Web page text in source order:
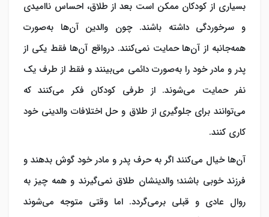
بسیاری از کودکان ممکن است بعد از طلاق، احساس ناامیدی
و سرخوردگی داشته باشند. چون والدین آن‌ها به‌صورت
همه‌جانبه از آن‌ها حمایت نمی‌کنند. درواقع آن‌ها فقط یکی از
پدر و مادر خود را به‌صورت دائمی می‌بینند و فقط از طرف یک
نفر حمایت می‌شوند. از طرفی کودکان فکر می‌کنند که
می‌توانند برای جلوگیری از طلاق و حل اختلافات والدینی خود
کاری کنند.
آن‌ها خیال می‌کنند اگر به حرف پدر و مادر خود گوش بدهند و
فرزند خوبی باشند؛ والدینشان طلاق نمی‌گیرند و همه چیز به
روال عادی و قبلی برمی‌گردد. اما وقتی متوجه می‌شوند